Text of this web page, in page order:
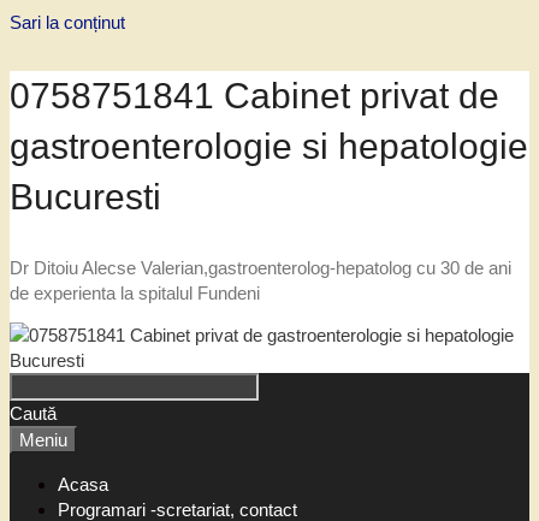
Sari la conținut
0758751841 Cabinet privat de
gastroenterologie si hepatologie
Bucuresti
Dr Ditoiu Alecse Valerian,gastroenterolog-hepatolog cu 30 de ani
de experienta la spitalul Fundeni
Caută
Meniu
Acasa
Programari -scretariat, contact